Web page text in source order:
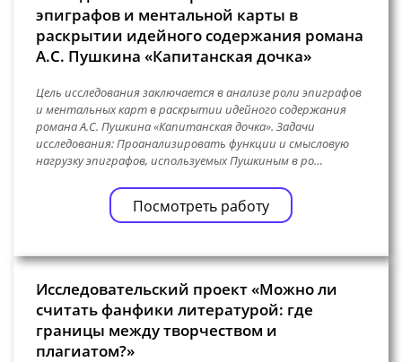
эпиграфов и ментальной карты в
раскрытии идейного содержания романа
А.С. Пушкина «Капитанская дочка»
Цель исследования заключается в анализе роли эпиграфов
и ментальных карт в раскрытии идейного содержания
романа А.С. Пушкина «Капитанская дочка». Задачи
исследования: Проанализировать функции и смысловую
нагрузку эпиграфов, используемых Пушкиным в ро…
Посмотреть работу
Исследовательский проект «Можно ли
считать фанфики литературой: где
границы между творчеством и
плагиатом?»